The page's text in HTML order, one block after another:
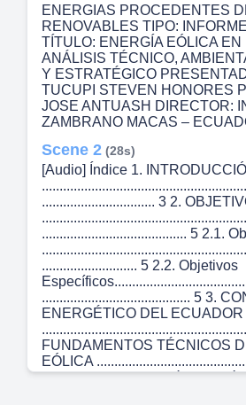
ENERGIAS PROCEDENTES
RENOVABLES TIPO:
TÍTULO: ENERGÍA EÓLICA
ANÁLISIS TÉCNICO,
Y ESTRATÉGICO
TUCUPI STEVEN HONORES
JOSE ANTUASH DIRECTOR:
ZAMBRANO MACAS –
Scene 2 (28s)
[Audio] Índice 1.
................................ 3 2.
......................................... 5 2.1.
........................... 5 2.2. Objetivos
.......................................... 5 3.
ENERGÉTICO DEL ECUADOR
FUNDAMENTOS TÉCNICOS
EÓLICA
Principio de conversión